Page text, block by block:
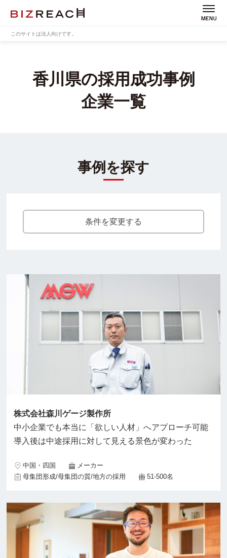
このサイトは法人向けです。
香川県の採用成功事例
企業一覧
事例を探す
条件を変更する
株式会社森川ゲージ製作所
中小企業でも本当に「欲しい人材」へアプローチ可能
導入後は中途採用に対して見える景色が変わった
中国・四国
メーカー
母集団形成/母集団の質/地方の採用
51-500名